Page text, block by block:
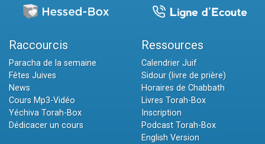
Raccourcis
Paracha de la semaine
Fêtes Juives
News
Cours Mp3-Vidéo
Yéchiva Torah-Box
Dédicacer un cours
Ressources
Calendrier Juif
Sidour (livre de prière)
Horaires de Chabbath
Livres Torah-Box
Inscription
Podcast Torah-Box
English Version